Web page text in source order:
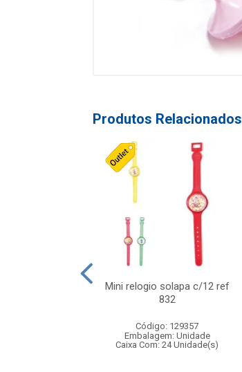
Produtos Relacionados
Mini relogio solapa c/12 ref
832
Código: 129357
Embalagem: Unidade
Caixa Com: 24 Unidade(s)